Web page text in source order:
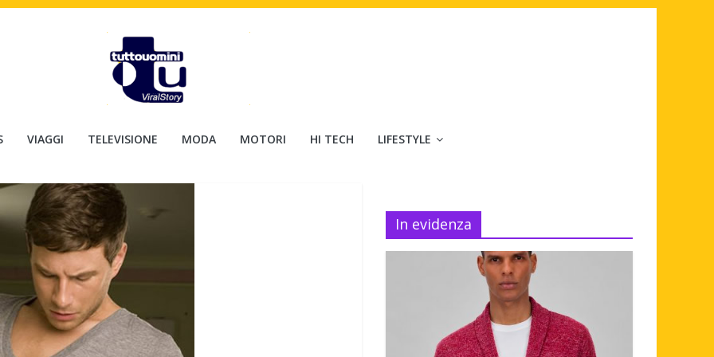
VIAGGI TELEVISIONE MODA MOTORI HI TECH LIFESTYLE
In evidenza